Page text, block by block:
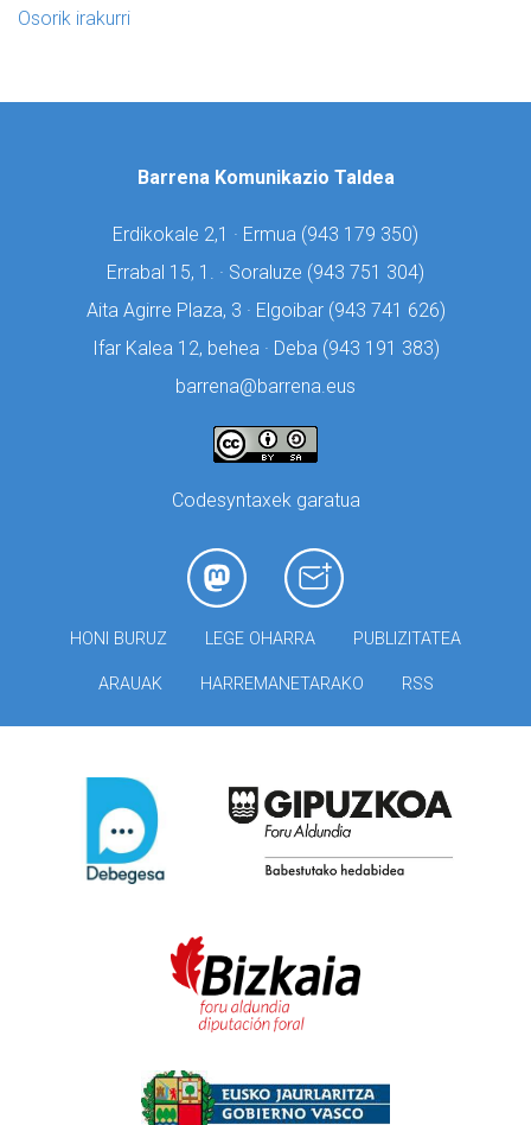
Osorik irakurri
Barrena Komunikazio Taldea
Erdikokale 2,1 · Ermua (943 179 350)
Errabal 15, 1. · Soraluze (943 751 304)
Aita Agirre Plaza, 3 · Elgoibar (943 741 626)
Ifar Kalea 12, behea · Deba (943 191 383)
barrena@barrena.eus
Codesyntaxek garatua
HONI BURUZ LEGE OHARRA PUBLIZITATEA
ARAUAK HARREMANETARAKO RSS